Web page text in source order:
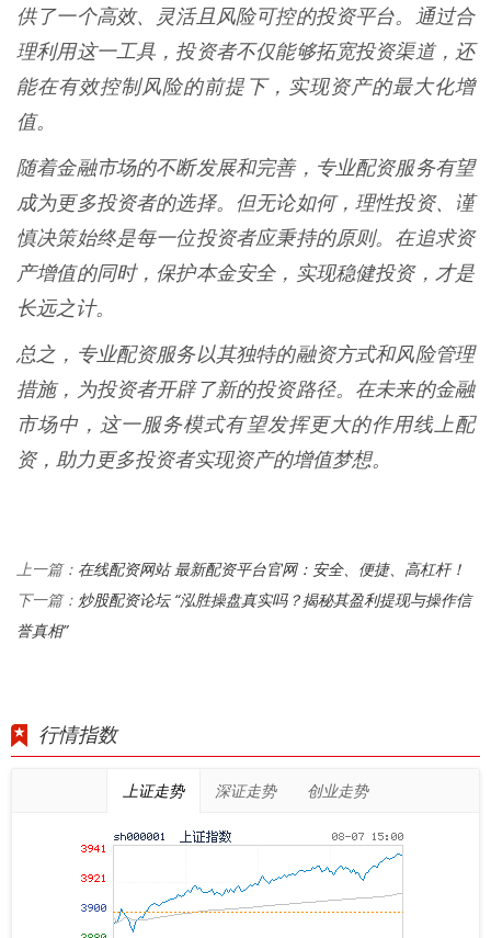
供了一个高效、灵活且风险可控的投资平台。通过合
理利用这一工具，投资者不仅能够拓宽投资渠道，还
能在有效控制风险的前提下，实现资产的最大化增
值。
随着金融市场的不断发展和完善，专业配资服务有望
成为更多投资者的选择。但无论如何，理性投资、谨
慎决策始终是每一位投资者应秉持的原则。在追求资
产增值的同时，保护本金安全，实现稳健投资，才是
长远之计。
总之，专业配资服务以其独特的融资方式和风险管理
措施，为投资者开辟了新的投资路径。在未来的金融
市场中，这一服务模式有望发挥更大的作用线上配
资，助力更多投资者实现资产的增值梦想。
上一篇： 在线配资网站 最新配资平台官网：安全、便捷、高杠杆！
下一篇： 炒股配资论坛 “泓胜操盘真实吗？揭秘其盈利提现与操作信
誉真相”
行情指数
上证走势 深证走势 创业走势